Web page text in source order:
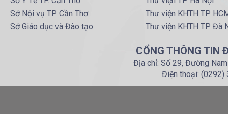
Sở Nội vụ TP. Cần Thơ
Sở Giáo dục và Đào tạo
Thư viện KHTH TP.
Thư viện KHTH TP. Đà
CỔNG THÔNG TIN
Địa chỉ: Số 29, Đường
Điện thoại: (0292)